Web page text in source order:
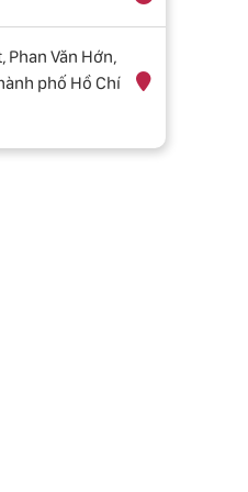
Phan Văn Hớn,
phố Hồ Chí